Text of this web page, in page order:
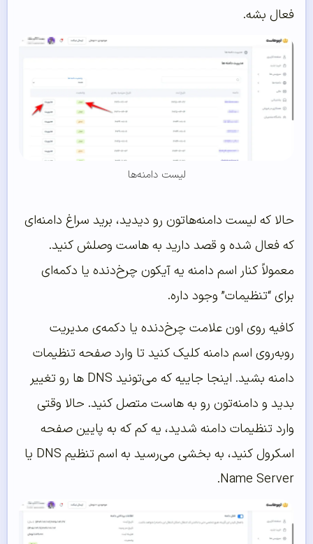
فعال بشه.
لیست‌ دامنه‌ها
حالا که لیست دامنه‌هاتون رو دیدید، برید سراغ دامنه‌ای
که فعال شده و قصد دارید به هاست وصلش کنید.
معمولاً کنار اسم دامنه یه آیکون چرخ‌دنده یا دکمه‌ای
برای “تنظیمات” وجود داره.
کافیه روی اون علامت چرخ‌دنده یا دکمه‌ی مدیریت
روبه‌روی اسم دامنه کلیک کنید تا وارد صفحه تنظیمات
دامنه بشید. اینجا جاییه که می‌تونید DNS‌ ها رو تغییر
بدید و دامنه‌تون رو به هاست متصل کنید. حالا وقتی
وارد تنظیمات دامنه شدید، یه کم که به پایین صفحه
اسکرول کنید، به بخشی می‌رسید به اسم تنظیم DNS یا
Name Server.